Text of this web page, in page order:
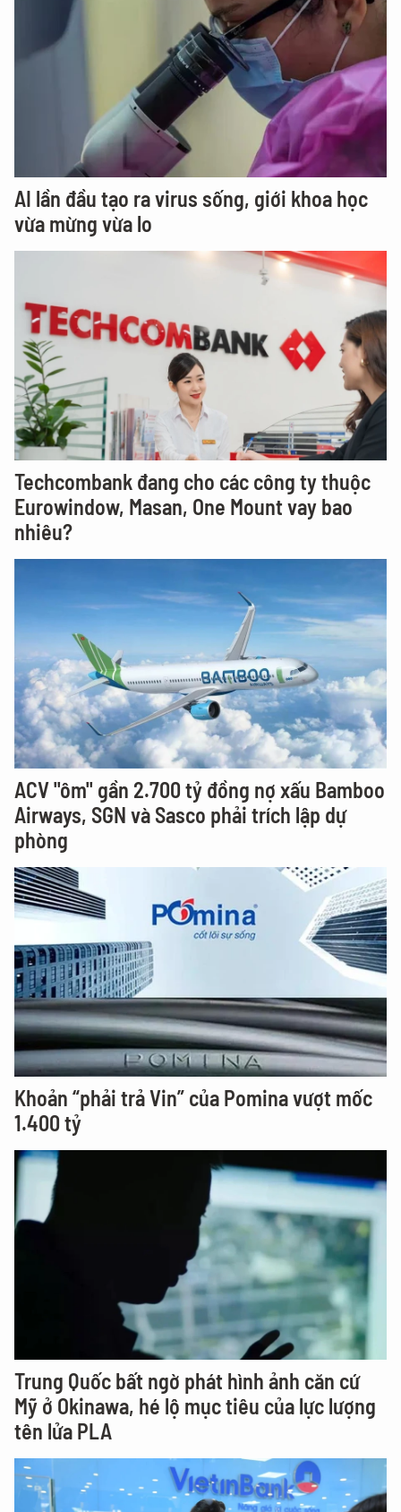
AI lần đầu tạo ra virus sống, giới khoa học
vừa mừng vừa lo
Techcombank đang cho các công ty thuộc
Eurowindow, Masan, One Mount vay bao
nhiêu?
ACV "ôm" gần 2.700 tỷ đồng nợ xấu Bamboo
Airways, SGN và Sasco phải trích lập dự
phòng
Khoản “phải trả Vin” của Pomina vượt mốc
1.400 tỷ
Trung Quốc bất ngờ phát hình ảnh căn cứ
Mỹ ở Okinawa, hé lộ mục tiêu của lực lượng
tên lửa PLA